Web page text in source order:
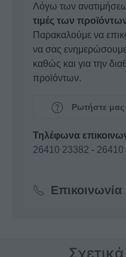
Λόγω των
τιμές των
Παρακαλούμε να
να σας ενημερώσουμε
καθώς και για την
προϊόντων.
Ρωτήστε μας
Τηλέφωνα
26410 23382 - 26410
Επικοινωνία